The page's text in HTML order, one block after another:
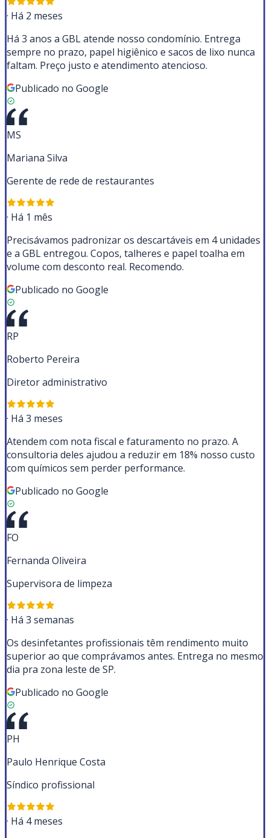
· Há 2 meses
Há 3 anos a GBL atende nosso condomínio. Entrega
sempre no prazo, papel higiênico e sacos de lixo nunca
faltam. Preço justo e atendimento atencioso.
Publicado no Google
MS
Mariana Silva
Gerente de rede de restaurantes
· Há 1 mês
Precisávamos padronizar os descartáveis em 4 unidades
e a GBL entregou. Copos, talheres e papel toalha em
volume com desconto real. Recomendo.
Publicado no Google
RP
Roberto Pereira
Diretor administrativo
· Há 3 meses
Atendem com nota fiscal e faturamento no prazo. A
consultoria deles ajudou a reduzir em 18% nosso custo
com químicos sem perder performance.
Publicado no Google
FO
Fernanda Oliveira
Supervisora de limpeza
· Há 3 semanas
Os desinfetantes profissionais têm rendimento muito
superior ao que comprávamos antes. Entrega no mesmo
dia pra zona leste de SP.
Publicado no Google
PH
Paulo Henrique Costa
Síndico profissional
· Há 4 meses